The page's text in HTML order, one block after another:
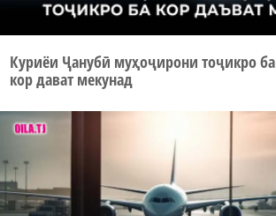
Куриёи Ҷанубӣ муҳоҷирони тоҷикро ба
кор дават мекунад